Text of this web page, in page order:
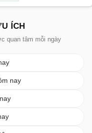
ÍCH
quan tâm mỗi ngày
nay